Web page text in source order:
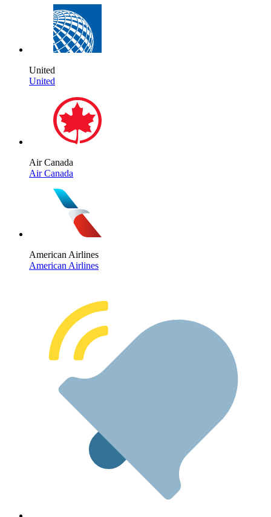
United
United
Air Canada
Air Canada
American Airlines
American Airlines